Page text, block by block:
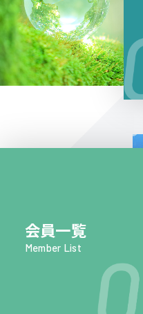
会員一覧
Member List